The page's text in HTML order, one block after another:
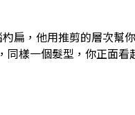
扁，他用推剪的層次
樣一個髮型，你正面看